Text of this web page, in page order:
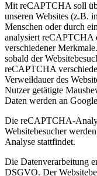
Mit reCAPTCHA soll
unseren Websites (z.B.
Menschen oder durch
analysiert reCAPTCHA
verschiedener
sobald der
reCAPTCHA
Verweildauer des
Nutzer getätigte
Daten werden an
Die reCAPTCHA-
Websitebesucher
Analyse stattfindet.
Die Datenverarbeitung
DSGVO. Der